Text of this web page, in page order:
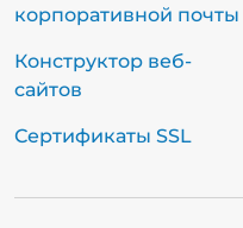
корпоративной почты
Конструктор веб-
сайтов
Сертификаты SSL